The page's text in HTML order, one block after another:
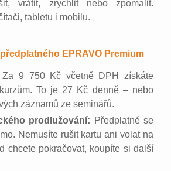
vrátit, zrychlit nebo zpomalit.
tabletu i mobilu.
EPRAVO Premium
Za 9 750 Kč včetně DPH získáte
To je 27 Kč denně – nebo
záznamů ze seminářů.
prodlužování: Předplatné se
Nemusíte rušit kartu ani volat na
chcete pokračovat, koupíte si další